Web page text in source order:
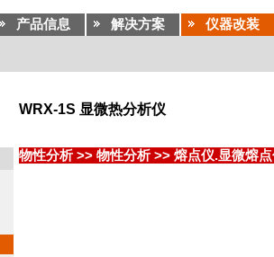
产品信息 解决方案 仪器改装
WRX-1S 显微热分析仪
物性分析 >> 物性分析 >> 熔点仪.显微熔